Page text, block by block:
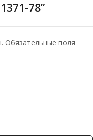
78”
Обязательные поля